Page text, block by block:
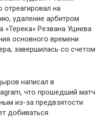
на
удаление арбитром
Резвана Уциева
основного времени
завершилась со счетом
написал в
, что прошедший матч
из-за предвзятости
добиваться